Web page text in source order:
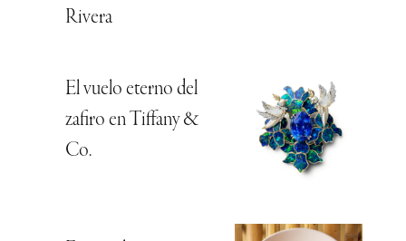
Rivera
El vuelo eterno del
zafiro en Tiffany &
Co.